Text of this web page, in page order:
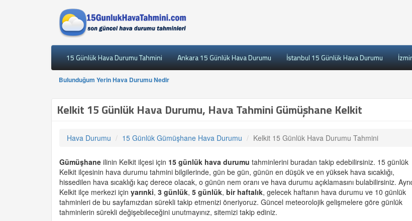
15 Günlük Hava Durumu Tahmini Ankara 15 Günlük Hava Durumu İstanbul 15 Günlük Hava Durumu
Bulunduğum Yerin Hava Durumu Nedir
Kelkit 15 Günlük Hava Durumu, Hava Tahmini Gümüşhane Kelkit
Hava Durumu 15 Günlük Gümüşhane Hava Durumu Kelkit 15 Günlük Hava Durumu Tahmini
Gümüşhane ilinin Kelkit ilçesi için 15 günlük hava durumu tahminlerini buradan takip edebilirsiniz. 15 günlük
Kelkit ilçesinin hava durumu tahmini bilgilerinde, gün be gün, günün en düşük ve en yüksek hava sıcaklığı,
hissedilen hava sıcaklığı kaç derece olacak, o günün nem oranı ve hava durumu açıklamasını bulabilirsiniz.
Kelkit ilçe merkezi için yarınki, 3 günlük, 5 günlük, bir haftalık, gelecek haftanın hava durumu ve 10 günlük
tahminleri de bu sayfamızdan sürekli takip etmenizi öneriyoruz. Güncel meteorolojik gelişmelere göre günlük
tahminlerin sürekli değişebileceğini unutmayınız, sitemizi takip ediniz.